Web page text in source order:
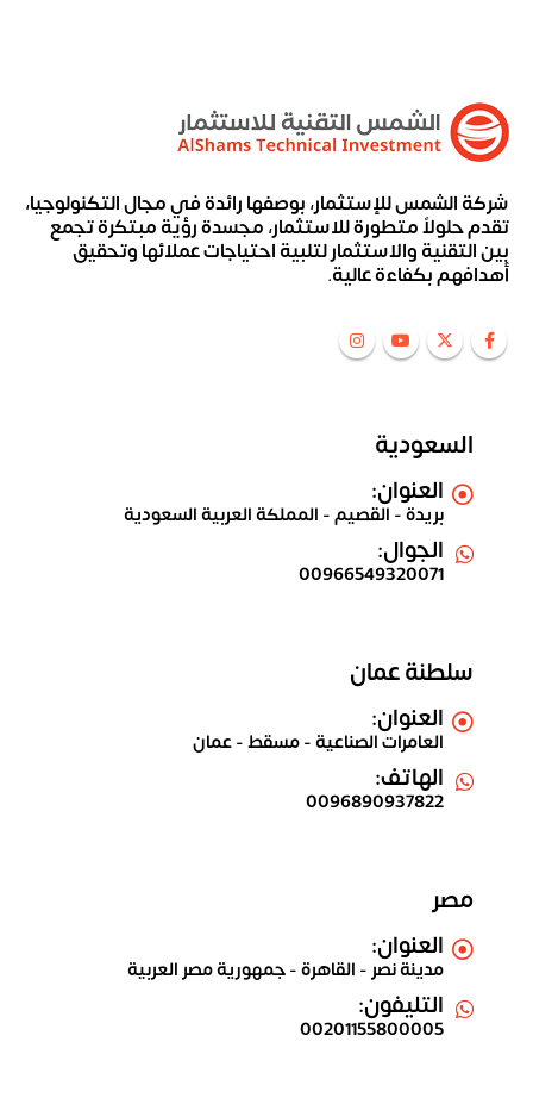
شركة الشمس للإستثمار، بوصفها رائدة في مجال التكنولوجيا،
تقدم حلولاً متطورة للاستثمار، مجسدة رؤية مبتكرة تجمع
بين التقنية والاستثمار لتلبية احتياجات عملائها وتحقيق
أهدافهم بكفاءة عالية.
السعودية
العنوان:
بريدة - القصيم - المملكة العربية السعودية
الجوال:
00966549320071
سلطنة عمان
العنوان:
العامرات الصناعية - مسقط - عمان
الهاتف:
0096890937822
مصر
العنوان:
مدينة نصر - القاهرة - جمهورية مصر العربية
التليفون:
00201155800005